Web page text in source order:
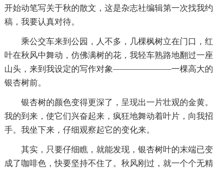
开始动笔写关于秋的散文，这是杂志社编辑第一次找我约
稿，我要认真对待。
乘公交车来到公园，人不多，几棵枫树立在门口，红
叶在秋风中舞动，仿佛满树的花，我轻车熟路地翻过一座
山头，来到我设定的写作对象———————一棵高大的
银杏树前。
银杏树的颜色变得更深了，呈现出一片壮观的金黄。
我的到来，使它们兴奋起来，疯狂地舞动着叶片，向我招
手。我坐下来，仔细观察起它的变化来。
其实，只要仔细瞧，就能发现，银杏树叶的末端已变
成了咖啡色，快要坚持不住了。秋风刚过，就一个个无精